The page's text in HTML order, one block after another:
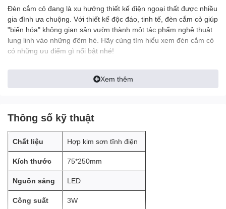
Đèn cắm cỏ đang là xu hướng thiết kế điện ngoại thất được nhiều
gia đình ưa chuộng. Với thiết kế độc đáo, tinh tế, đèn cắm cỏ giúp
"biến hóa" không gian sân vườn thành một tác phẩm nghệ thuật
lung linh vào những đêm hè. Hãy cùng tìm hiểu xem đèn cắm cỏ
có những ưu điểm gì nổi bật nhé!
Link Catalogue:Link
cỏ. Phần chân đèn được chôn sâu xuống đất, còn phần thân đèn
nằm ở phần đầu đèn, với ánh sáng tinh tế tạo nên vẻ đẹp cho cả
không gian xung quanh.
thiên nhiên. Đèn gần như hòa quyện vào cỏ cây, mang lại cảm
giác thư thái, thoải mái cho người sử dụng. Chúng thích hợp với
các không gian sân vườn theo phong cách tự nhiên, hiện đại.
Xem thêm
Thông số kỹ thuật
Chất liệu Hợp kim sơn tĩnh điện
Kích thước 75*250mm
Nguồn sáng LED
Công suất 3W